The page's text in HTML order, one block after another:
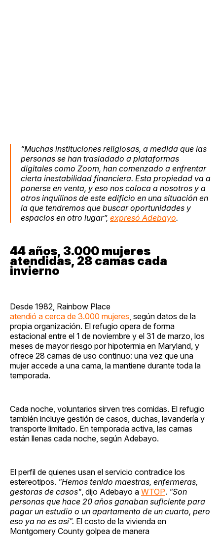
“Muchas instituciones religiosas, a medida que las
personas se han trasladado a plataformas
digitales como Zoom, han comenzado a enfrentar
cierta inestabilidad financiera. Esta propiedad va a
ponerse en venta, y eso nos coloca a nosotros y a
otros inquilinos de este edificio en una situación en
la que tendremos que buscar oportunidades y
espacios en otro lugar”, expresó Adebayo.
44 años, 3.000 mujeres
atendidas, 28 camas cada
invierno
Desde 1982, Rainbow Place
atendió a cerca de 3.000 mujeres , según datos de la
propia organización. El refugio opera de forma
estacional entre el 1 de noviembre y el 31 de marzo, los
meses de mayor riesgo por hipotermia en Maryland, y
ofrece 28 camas de uso continuo: una vez que una
mujer accede a una cama, la mantiene durante toda la
temporada.
Cada noche, voluntarios sirven tres comidas. El refugio
también incluye gestión de casos, duchas, lavandería y
transporte limitado. En temporada activa, las camas
están llenas cada noche, según Adebayo.
El perfil de quienes usan el servicio contradice los
estereotipos. "Hemos tenido maestras, enfermeras,
gestoras de casos" , dijo Adebayo a WTOP. "Son
personas que hace 20 años ganaban suficiente para
pagar un estudio o un apartamento de un cuarto, pero
eso ya no es así". El costo de la vivienda en
Montgomery County golpea de manera